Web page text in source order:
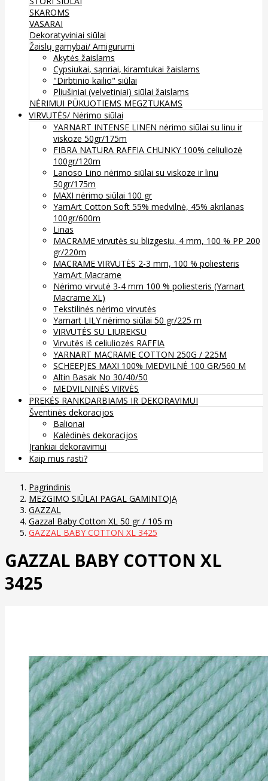
SKAROMS
VASARAI
Dekoratyviniai siūlai
Žaislų gamybai/ Amigurumi
Akytės žaislams
Cypsiukai, sąnriai, kiramtukai žaislams
"Dirbtinio kailio" siūlai
Pliušiniai (velvetiniai) siūlai žaislams
NĖRIMUI PŪKUOTIEMS MEGZTUKAMS
VIRVUTĖS/ Nėrimo siūlai
YARNART INTENSE LINEN nėrimo siūlai su linu ir
viskoze 50gr/175m
FIBRA NATURA RAFFIA CHUNKY 100% celiuliozė
100gr/120m
Lanoso Lino nėrimo siūlai su viskoze ir linu
50gr/175m
MAXI nėrimo siūlai 100 gr
YarnArt Cotton Soft 55% medvilnė, 45% akrilanas
100gr/600m
Linas
MACRAME virvutės su blizgesiu, 4 mm, 100 % PP 200
gr/220m
MACRAME VIRVUTĖS 2-3 mm, 100 % poliesteris
YarnArt Macrame
Nėrimo virvutė 3-4 mm 100 % poliesteris (Yarnart
Macrame XL)
Tekstilinės nėrimo virvutės
Yarnart LILY nėrimo siūlai 50 gr/225 m
VIRVUTĖS SU LIUREKSU
Virvutės iš celiuliozės RAFFIA
YARNART MACRAME COTTON 250G / 225M
SCHEEPJES MAXI 100% MEDVILNĖ 100 GR/560 M
Altin Basak No 30/40/50
MEDVILNINĖS VIRVĖS
PREKĖS RANKDARBIAMS IR DEKORAVIMUI
Šventinės dekoracijos
Balionai
Kalėdinės dekoracijos
Įrankiai dekoravimui
Kaip mus rasti?
Pagrindinis
MEZGIMO SIŪLAI PAGAL GAMINTOJĄ
GAZZAL
Gazzal Baby Cotton XL 50 gr / 105 m
GAZZAL BABY COTTON XL 3425
GAZZAL BABY COTTON XL
3425